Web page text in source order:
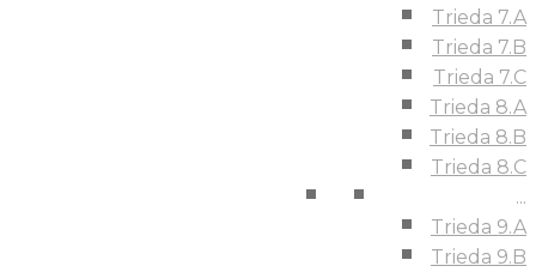
Trieda 7.A
Trieda 7.B
Trieda 7.C
Trieda 8.A
Trieda 8.B
Trieda 8.C
...
Trieda 9.A
Trieda 9.B